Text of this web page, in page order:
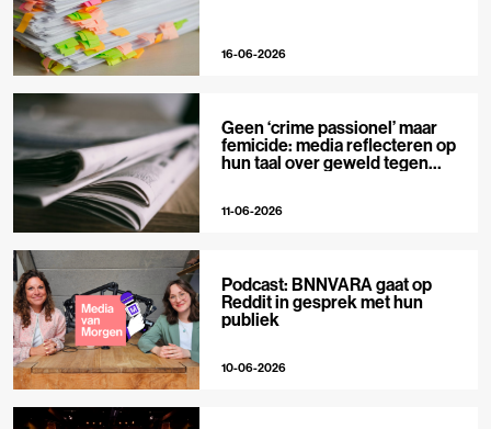
16-06-2026
Geen ‘crime passionel’ maar
femicide: media reflecteren op
hun taal over geweld tegen
11-06-2026
Podcast: BNNVARA gaat op
Reddit in gesprek met hun
publiek
10-06-2026